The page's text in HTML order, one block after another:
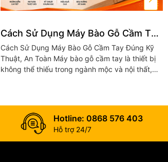
Cách Sử Dụng Máy Bào Gỗ Cầm Tay
Đúng Kỹ Thuật, An Toàn
Cách Sử Dụng Máy Bào Gỗ Cầm Tay Đúng Kỹ
Thuật, An Toàn Máy bào gỗ cầm tay là thiết bị
không thể thiếu trong ngành mộc và nội thất,
Hotline: 0868 576 403
Hỗ trợ 24/7